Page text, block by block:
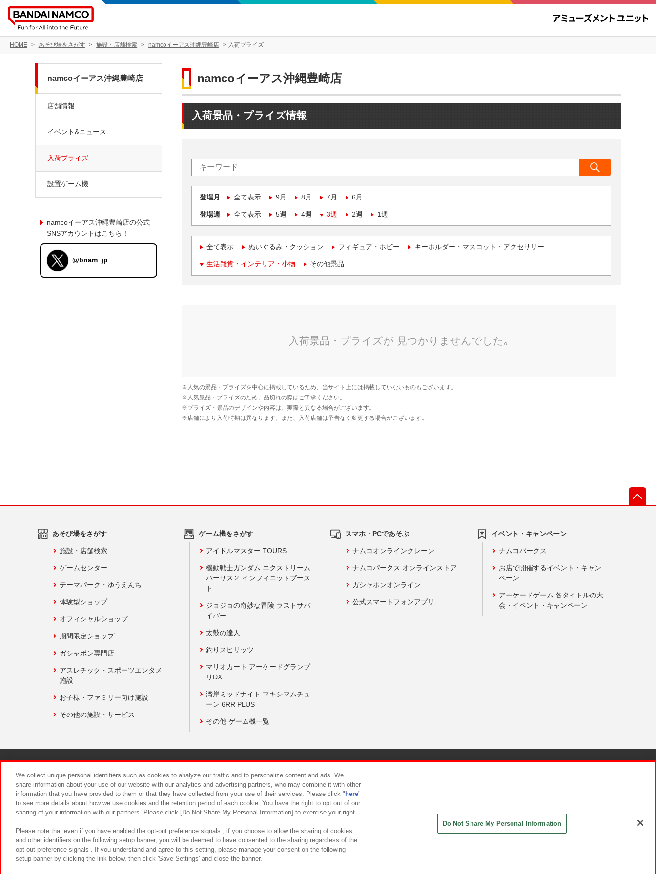
HOME あそび場をさがす 施設・店舗検索 namcoイーアス沖縄豊崎店 入荷プライズ
namcoイーアス沖縄豊崎店
入荷景品・プライズ情報
登場月 全て表示 9月 8月 7月 6月
登場週 全て表示 5週 4週 3週 2週 1週
全て表示 ぬいぐるみ・クッション フィギュア・ホビー キーホルダー・マスコット・アクセサリー
生活雑貨・インテリア・小物 その他景品
namcoイーアス沖縄豊崎店
店舗情報
イベント&ニュース
入荷プライズ
設置ゲーム機
namcoイーアス沖縄豊崎店の公式
SNSアカウントはこちら！
@bnam_jp
あそび場をさがす
施設・店舗検索
ゲームセンター
テーマパーク・ゆうえんち
体験型ショップ
オフィシャルショップ
期間限定ショップ
ガシャポン専門店
アスレチック・スポーツエンタメ
施設
お子様・ファミリー向け施設
その他の施設・サービス
ゲーム機をさがす
アイドルマスター TOURS
機動戦士ガンダム エクストリーム
バーサス２ インフィニットブース
ト
ジョジョの奇妙な冒険 ラストサバ
イバー
太鼓の達人
釣りスピリッツ
マリオカート アーケードグランプ
リDX
湾岸ミッドナイト マキシマムチュ
ーン 6RR PLUS
その他 ゲーム機一覧
スマホ・PCであそぶ
ナムコオンラインクレーン
ナムコパークス オンラインストア
ガシャポンオンライン
公式スマートフォンアプリ
イベント・キャンペーン
ナムコパークス
お店で開催するイベント・キャン
ペーン
アーケードゲーム 各タイトルの大
会・イベント・キャンペーン
食品のご提供について カスタマーハラスメント対応方針
We collect unique personal identifiers such as cookies to analyze our traffic and to personalize content and ads. We
share information about your use of our website with our analytics and advertising partners, who may combine it with other
information that you have provided to them or that they have collected from your use of their services. Please click " here"
to see more details about how we use cookies and the retention period of each cookie. You have the right to opt out of our
sharing of your information with our partners. Please click [Do Not Share My Personal Information] to exercise your right.
Please note that even if you have enabled the opt-out preference signals , if you choose to allow the sharing of cookies
and other identifiers on the following setup banner, you will be deemed to have consented to the sharing regardless of the
opt-out preference signals . If you understand and agree to this setting, please manage your consent on the following
setup banner by clicking the link below, then click 'Save Settings' and close the banner.
Do Not Share My Personal Information